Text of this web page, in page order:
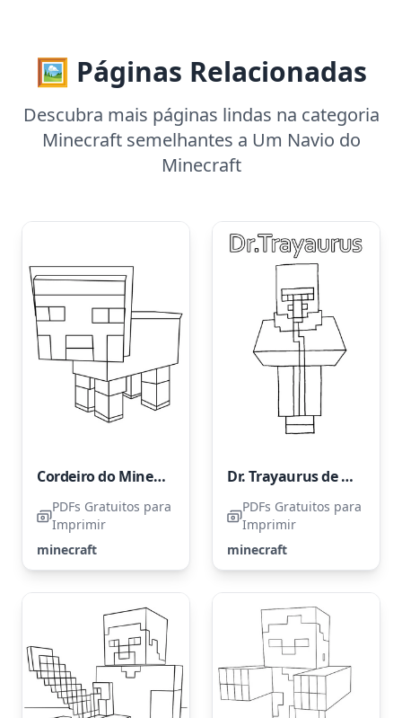
🖼️ Páginas Relacionadas
Descubra mais páginas lindas na categoria
Minecraft semelhantes a Um Navio do
Minecraft
Cordeiro do Minecraft
PDFs Gratuitos para
Imprimir
minecraft
Dr. Trayaurus de Minecraft
PDFs Gratuitos para
Imprimir
minecraft